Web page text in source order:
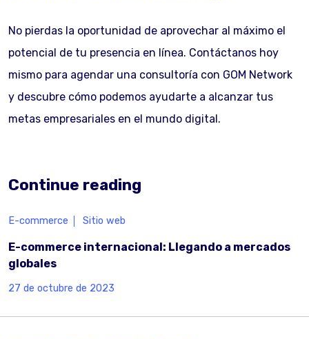
No pierdas la oportunidad de aprovechar al máximo el
potencial de tu presencia en línea. Contáctanos hoy
mismo para agendar una consultoría con GOM Network
y descubre cómo podemos ayudarte a alcanzar tus
metas empresariales en el mundo digital.
Continue reading
E-commerce Sitio web
E-commerce internacional: Llegando a mercados
globales
27 de octubre de 2023